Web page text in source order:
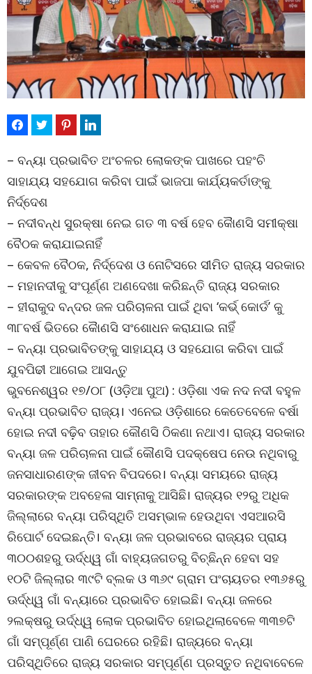
– ବନ୍ୟା ପ୍ରଭାବିତ ଅଂଚଳର ଲୋକଙ୍କ ପାଖରେ ପହଂଚି
ସାହାଯ୍ୟ ସହଯୋଗ କରିବା ପାଇଁ ଭାଜପା କାର୍ଯ୍ୟକର୍ତାଙ୍କୁ
ନିର୍ଦ୍ଦେଶ
– ନଦୀବନ୍ଧ ସୁରକ୍ଷା ନେଇ ଗତ ୩ ବର୍ଷ ହେବ କୈାଣସି ସମୀକ୍ଷା
ବୈଠକ କରାଯାଇନାହିଁ
– କେବଳ ବୈଠକ, ନିର୍ଦ୍ଦେଶ ଓ ନୋଟିସରେ ସୀମିତ ରାଜ୍ୟ ସରକାର
– ମହାନଦୀକୁ ସଂପୂର୍ଣ୍ଣ ଅଣଦେଖା କରିଛନ୍ତି ରାଜ୍ୟ ସରକାର
– ହୀରାକୁଦ ବନ୍ଦର ଜଳ ପରିଚାଳନା ପାଇଁ ଥିବା ‘କର୍ଭ୍ କୋର୍ଡ’ କୁ
୩୮ବର୍ଷ ଭିତରେ କୈାଣସି ସଂଶୋଧନ କରାଯାଇ ନାହିଁ
– ବନ୍ୟା ପ୍ରଭାବିତଙ୍କୁ ସାହାଯ୍ୟ ଓ ସହଯୋଗ କରିବା ପାଇଁ
ଯୁବପିଢୀ ଆଗେଇ ଆସନ୍ତୁ
ଭୁବନେଶ୍ୱର ୧୭/୦୮ (ଓଡ଼ିଆ ପୁଅ) : ଓଡ଼ିଶା ଏକ ନଦ ନଦୀ ବହୁଳ
ବନ୍ୟା ପ୍ରଭାବିତ ରାଜ୍ୟ। ଏନେଇ ଓଡ଼ିଶାରେ କେତେବେଳେ ବର୍ଷା
ହୋଇ ନଦୀ ବଢ଼ିବ ତାହାର କୌଣସି ଠିକଣା ନଥାଏ। ରାଜ୍ୟ ସରକାର
ବନ୍ୟା ଜଳ ପରିଚାଳନା ପାଇଁ କୌଣସି ପଦକ୍ଷେପ ନେଉ ନଥିବାରୁ
ଜନସାଧାରଣଙ୍କ ଜୀବନ ବିପଦରେ। ବନ୍ୟା ସମୟରେ ରାଜ୍ୟ
ସରକାରଙ୍କ ଅବହେଳା ସାମ୍ନାକୁ ଆସିଛି। ରାଜ୍ୟର ୧୨ରୁ ଅଧିକ
ଜିଲ୍ଲାରେ ବନ୍ୟା ପରିସ୍ଥିତି ଅସମ୍ଭାଳ ହେଉଥିବା ଏସଆରସି
ରିପୋର୍ଟ ଦେଇଛନ୍ତି। ବନ୍ୟା ଜଳ ପ୍ରଭାବରେ ରାଜ୍ୟର ପ୍ରାୟ
୩୦୦ଶହରୁ ଊର୍ଦ୍ଧ୍ୱ ଗାଁ ବାହ୍ୟଜଗତରୁ ବିଚ୍ଛିନ୍ନ ହେବା ସହ
୧୦ଟି ଜିଲ୍ଲାର ୩୯ଟି ବ୍ଲକ ଓ ୩୬୯ ଗ୍ରାମ ପଂଚାୟତର ୧୩୬୫ରୁ
ଊର୍ଦ୍ଧ୍ୱ ଗାଁ ବନ୍ୟାରେ ପ୍ରଭାବିତ ହୋଇଛି। ବନ୍ୟା ଜଳରେ
୨ଲକ୍ଷରୁ ଉର୍ଦ୍ଧ୍ୱ ଲୋକ ପ୍ରଭାବିତ ହୋଇଥିଲାବେଳେ ୩୩୭ଟି
ଗାଁ ସମ୍ପୂର୍ଣ୍ଣ ପାଣି ଘେରରେ ରହିଛି। ରାଜ୍ୟରେ ବନ୍ୟା
ପରିସ୍ଥିତିରେ ରାଜ୍ୟ ସରକାର ସମ୍ପୂର୍ଣ୍ଣ ପ୍ରସ୍ତୁତ ନଥିବାବେଳେ